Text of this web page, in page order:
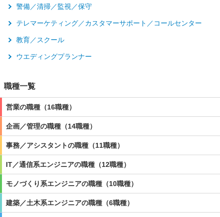
警備／清掃／監視／保守
テレマーケティング／カスタマーサポート／コールセンター
教育／スクール
ウエディングプランナー
職種一覧
営業の職種（16職種）
企画／管理の職種（14職種）
事務／アシスタントの職種（11職種）
IT／通信系エンジニアの職種（12職種）
モノづくり系エンジニアの職種（10職種）
建築／土木系エンジニアの職種（6職種）